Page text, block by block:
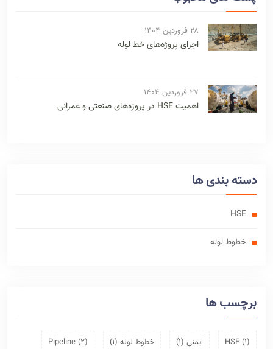
۲۸ فروردین ۱۴۰۴
اجرای پروژه‌های خط لوله
۲۷ فروردین ۱۴۰۴
اهمیت HSE در پروژه‌های صنعتی و عمرانی
دسته بندی ها
HSE
خطوط لوله
برچسب ها
HSE (1) ایمنی (1) خطوط لوله (1)
Pipeline (2)